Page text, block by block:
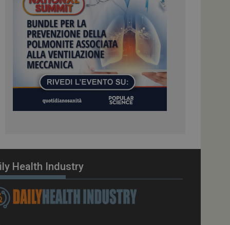
Health Industry
piattaforma di
carico, questo
sessione di
gestite dallo
sul linguaggio
utilizzato per
Normalmente è
il modo in cui
il sito, ma un
di accesso per un
visitatore.
che le richieste
Analytics per
per abilitare